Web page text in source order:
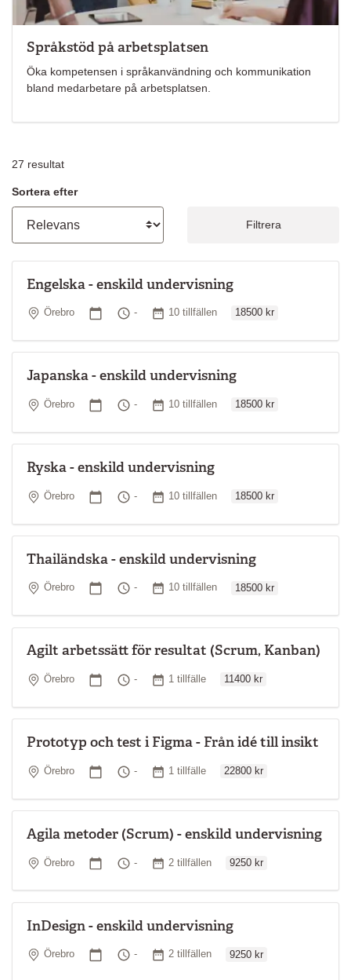
Språkstöd på arbetsplatsen
Öka kompetensen i språkanvändning och kommunikation
bland medarbetare på arbetsplatsen.
27 resultat
Sortera efter
Filtrera
Engelska - enskild undervisning
Plats
Örebro Startdatum
Tid
- Antal tillfällen
10 tillfällen 18500 kr
Japanska - enskild undervisning
Plats
Örebro Startdatum
Tid
- Antal tillfällen
10 tillfällen 18500 kr
Ryska - enskild undervisning
Plats
Örebro Startdatum
Tid
- Antal tillfällen
10 tillfällen 18500 kr
Thailändska - enskild undervisning
Plats
Örebro Startdatum
Tid
- Antal tillfällen
10 tillfällen 18500 kr
Agilt arbetssätt för resultat (Scrum, Kanban)
Plats
Örebro Startdatum
Tid
- Antal tillfällen
1 tillfälle 11400 kr
Prototyp och test i Figma - Från idé till insikt
Plats
Örebro Startdatum
Tid
- Antal tillfällen
1 tillfälle 22800 kr
Agila metoder (Scrum) - enskild undervisning
Plats
Örebro Startdatum
Tid
- Antal tillfällen
2 tillfällen 9250 kr
InDesign - enskild undervisning
Plats
Örebro Startdatum
Tid
- Antal tillfällen
2 tillfällen 9250 kr